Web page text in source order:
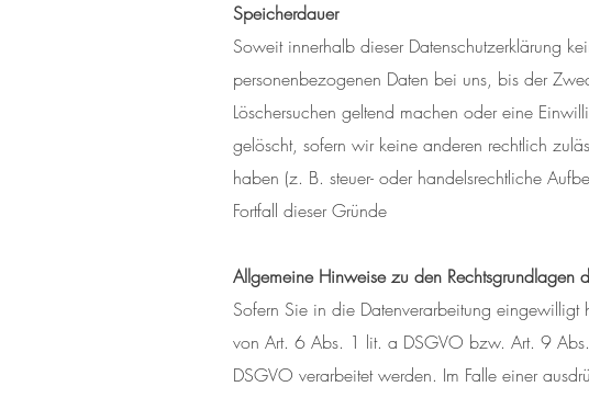
Speicherdauer
Soweit innerhalb dieser Datenschutzerklärung
personenbezogenen Daten bei uns, bis der
Löschersuchen geltend machen oder eine
gelöscht, sofern wir keine anderen rechtlich
haben (z. B. steuer- oder handelsrechtliche
Fortfall dieser Gründe
Allgemeine Hinweise zu den Rechtsgrundlagen
Sofern Sie in die Datenverarbeitung
von Art. 6 Abs. 1 lit. a DSGVO bzw. Art. 9
DSGVO verarbeitet werden. Im Falle einer